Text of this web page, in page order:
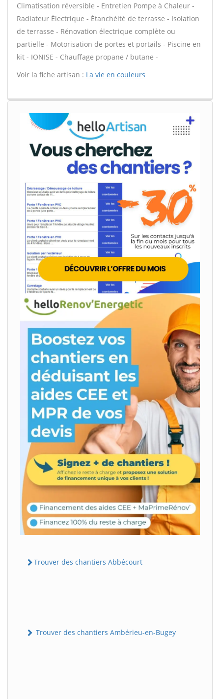
Climatisation réversible - Entretien Pompe à Chaleur -
Radiateur Électrique - Étanchéité de terrasse - Isolation
de terrasse - Rénovation électrique complète ou
partielle - Motorisation de portes et portails - Piscine en
kit - IONISE - Chauffage propane / butane -
Voir la fiche artisan : La vie en couleurs
Trouver des chantiers Abbécourt
Trouver des chantiers Ambérieu-en-Bugey